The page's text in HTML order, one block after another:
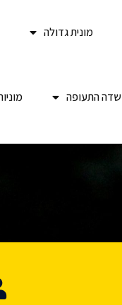
מונית גדולה
שדה התעופה